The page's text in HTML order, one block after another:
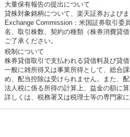
大量保有報告の提出について
貸株対象銘柄について、楽天証券および
Exchange Commission：米国証券取引委
名、取引株数、契約の種類（株券消費貸
ご了承ください。
税制について
株券貸借取引で支払われる貸借料及び貸
一般に雑所得又は事業所得として、総合
め、配当控除は受けられません。また、
法人税に係る所得の計算上、益金の額に
詳しくは、税務署又は税理士等の専門家